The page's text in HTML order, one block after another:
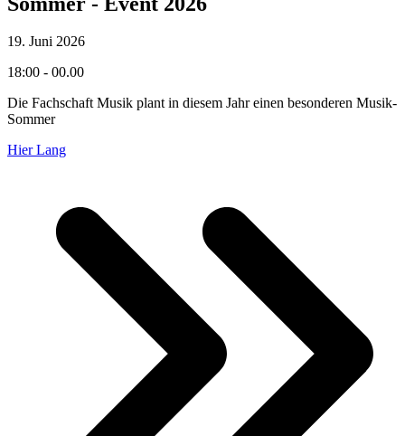
19. Juni 2026
18:00 - 00.00
Die Fachschaft Musik plant in diesem Jahr einen besonderen Musik-
Sommer
Hier Lang